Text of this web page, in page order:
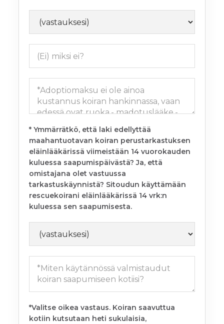
* Ymmärrätkö, että laki edellyttää
maahantuotavan koiran perustarkastuksen
eläinlääkärissä viimeistään 14 vuorokauden
kuluessa saapumispäivästä? Ja, että
omistajana olet vastuussa
tarkastuskäynnistä? Sitoudun käyttämään
rescuekoirani eläinlääkärissä 14 vrk:n
kuluessa sen saapumisesta.
*Valitse oikea vastaus. Koiran saavuttua
kotiin kutsutaan heti sukulaisia,